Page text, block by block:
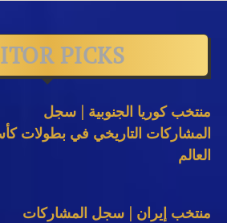
PICKS
منتخب كوريا الجنوبية | سجل
المشاركات التاريخي في بطولات
العالم
منتخب إيران | سجل المشاركات